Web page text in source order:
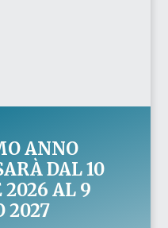
ANNO
DAL 10
2026 AL 9
2027